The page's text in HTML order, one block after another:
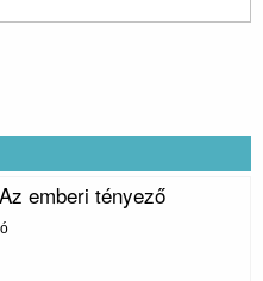
emberi tényező